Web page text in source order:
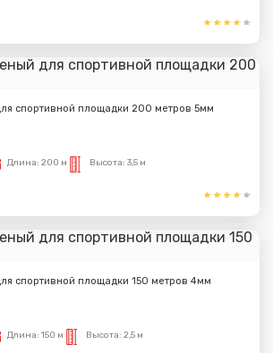
спортивной площадки 200 метров 5мм
Длина: 200 м Высота: 3,5 м
спортивной площадки 150 метров 4мм
Длина: 150 м Высота: 2,5 м